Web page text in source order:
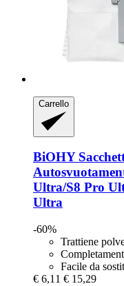
Carrello
BiOHY
Ultra/S8 Pro
Ultra
-60%
Trattiene
Facile da
€ 6,11 € 15,29